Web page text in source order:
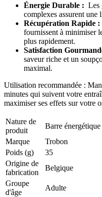
Énergie Durable : Les
complexes assurent une
Récupération Rapide :
fournissent à minimiser
plus rapidement.
Satisfaction
saveur riche et un
maximal.
Utilisation recommandée :
minutes qui suivent votre
maximiser ses effets sur votre
Nature de
produit
Barre énergétique
Marque
Trobon
Poids (g)
35
Origine de
fabrication
Belgique
Groupe
d'âge
Adulte